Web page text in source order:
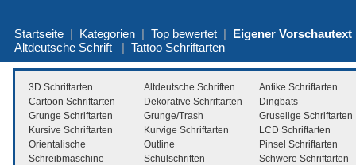
Startseite | Kategorien | Top bewertet | Eigener Vorschautext
Altdeutsche Schrift | Tattoo Schriftarten
3D Schriftarten Altdeutsche Schriften
Antike Schriftarten
Cartoon Schriftarten
Dekorative Schriftarten
Dingbats
Grunge Schriftarten
Grunge/Trash
Gruselige Schriftarten
Kursive Schriftarten
Kurvige Schriftarten
LCD Schriftarten
Orientalische
Outline
Pinsel Schriftarten
Schreibmaschine
Schulschriften
Schwere Schriftarten